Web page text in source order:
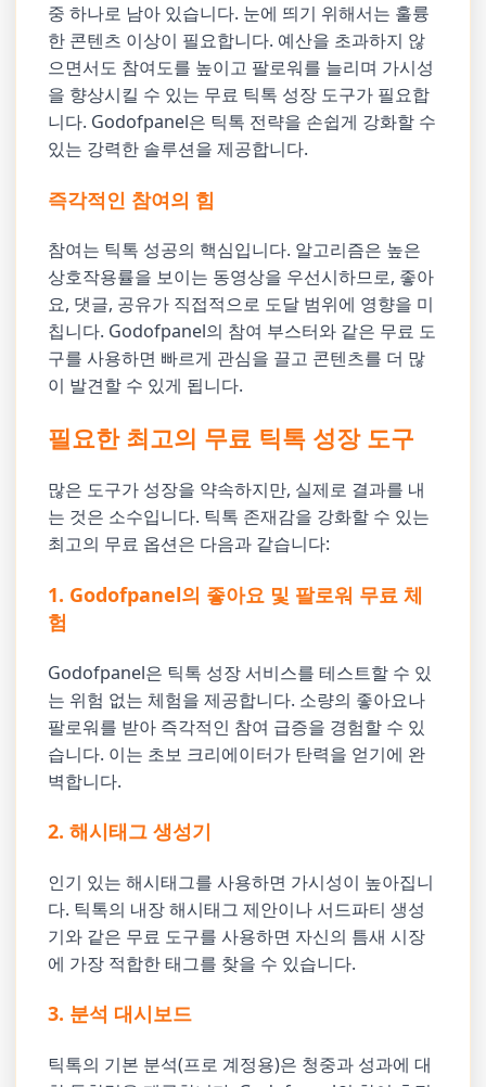
중 하나로 남아 있습니다. 눈에 띄기 위해서는 훌륭
한 콘텐츠 이상이 필요합니다. 예산을 초과하지 않
으면서도 참여도를 높이고 팔로워를 늘리며 가시성
을 향상시킬 수 있는 무료 틱톡 성장 도구가 필요합
니다. Godofpanel은 틱톡 전략을 손쉽게 강화할 수
있는 강력한 솔루션을 제공합니다.
즉각적인 참여의 힘
참여는 틱톡 성공의 핵심입니다. 알고리즘은 높은
상호작용률을 보이는 동영상을 우선시하므로, 좋아
요, 댓글, 공유가 직접적으로 도달 범위에 영향을 미
칩니다. Godofpanel의 참여 부스터와 같은 무료 도
구를 사용하면 빠르게 관심을 끌고 콘텐츠를 더 많
이 발견할 수 있게 됩니다.
필요한 최고의 무료 틱톡 성장 도구
많은 도구가 성장을 약속하지만, 실제로 결과를 내
는 것은 소수입니다. 틱톡 존재감을 강화할 수 있는
최고의 무료 옵션은 다음과 같습니다:
1. Godofpanel의 좋아요 및 팔로워 무료 체
험
Godofpanel은 틱톡 성장 서비스를 테스트할 수 있
는 위험 없는 체험을 제공합니다. 소량의 좋아요나
팔로워를 받아 즉각적인 참여 급증을 경험할 수 있
습니다. 이는 초보 크리에이터가 탄력을 얻기에 완
벽합니다.
2. 해시태그 생성기
인기 있는 해시태그를 사용하면 가시성이 높아집니
다. 틱톡의 내장 해시태그 제안이나 서드파티 생성
기와 같은 무료 도구를 사용하면 자신의 틈새 시장
에 가장 적합한 태그를 찾을 수 있습니다.
3. 분석 대시보드
틱톡의 기본 분석(프로 계정용)은 청중과 성과에 대